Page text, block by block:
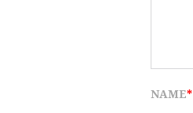
NAME*